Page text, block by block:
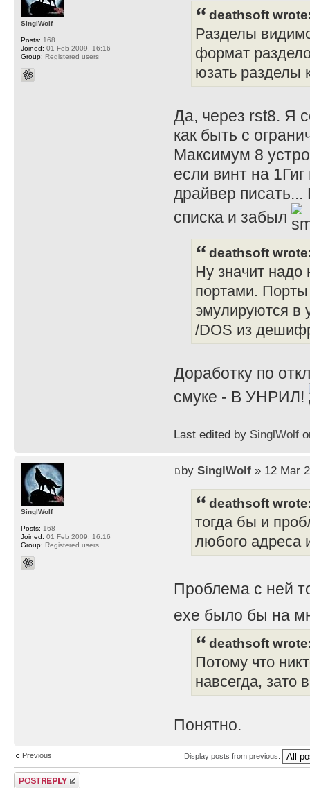
deathsoft
Разделы
формат
юзать разделы
Да, через rst8. Я
как быть с
Максимум 8
если винт на
драйвер
списка и забыл
deathsoft
Ну значит
портами.
эмулируются в
/DOS из
Доработку по
смуке - В УНРИЛ!
Last edited by SinglWolf
SinglWolf
Posts: 168
Joined: 01 Feb 2009, 16:16
Group: Registered users
by SinglWolf» 12 Mar
deathsoft
тогда бы и
любого адреса
Проблема с ней
exe было бы на
deathsoft
Потому что
навсегда, зато
Понятно.
SinglWolf
Posts: 168
Joined: 01 Feb 2009, 16:16
Group: Registered users
Previous Display posts from previous:
Post a reply